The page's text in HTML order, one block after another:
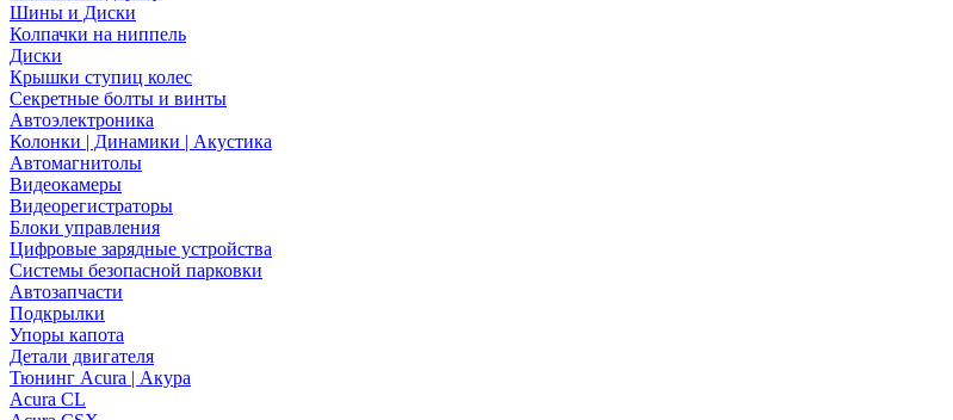
Шины и Диски
Колпачки на ниппель
Диски
Крышки ступиц колес
Секретные болты и винты
Автоэлектроника
Колонки | Динамики | Акустика
Автомагнитолы
Видеокамеры
Видеорегистраторы
Блоки управления
Цифровые зарядные устройства
Системы безопасной парковки
Автозапчасти
Подкрылки
Упоры капота
Детали двигателя
Тюнинг Acura | Акура
Acura CL